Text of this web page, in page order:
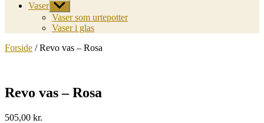
Vaser Vis
undermenu
Vaser som urtepotter
Vaser i glas
Forside / Revo vas – Rosa
Revo vas – Rosa
505,00 kr.